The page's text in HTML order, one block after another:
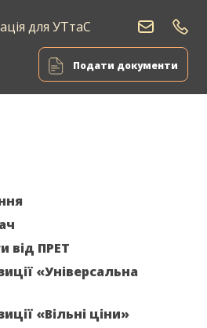
Подати документи
для УТтаС
Постачання
природного
газу
від ПРЕТ
«Універсальна
«Вільні ціни»